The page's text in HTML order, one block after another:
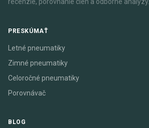
PRESKÚMAŤ
Letné pneumatiky
Zimné pneumatiky
Celoročné pneumatiky
Porovnávač
BLOG